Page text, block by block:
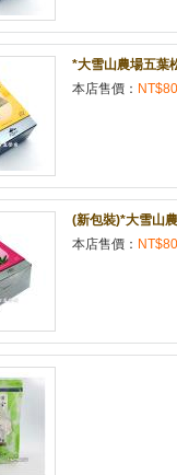
*大雪山農場五葉
本店售價：
(新包裝)*大雪山
本店售價：